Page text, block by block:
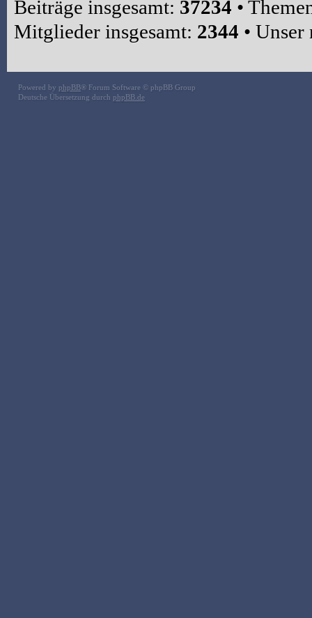
Beiträge insgesamt: 37234 •
Mitglieder insgesamt: 2344 •
Powered by phpBB® Forum Software © phpBB Group
Deutsche Übersetzung durch phpBB.de